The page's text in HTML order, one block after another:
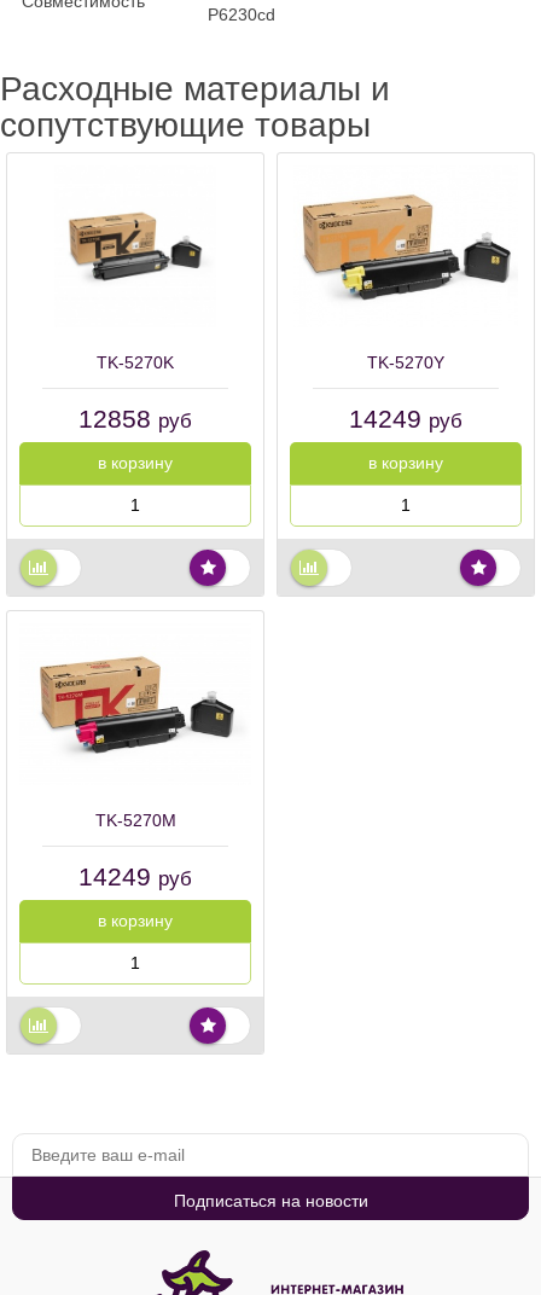
P6230cd
Расходные материалы и
сопутствующие товары
TK-5270K
12858 руб
в корзину
TK-5270Y
14249 руб
в корзину
TK-5270M
14249 руб
в корзину